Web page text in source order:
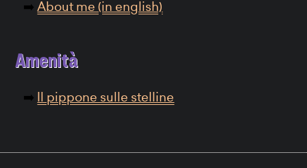
About me (in english)
Amenità
Il pippone sulle stelline